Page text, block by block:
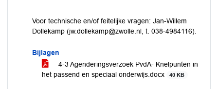
Voor technische en/of feitelijke vragen: Jan-Willem
Dollekamp (jw.dollekamp@zwolle.nl , t. 038-4984116).
Bijlagen
4-3 Agenderingsverzoek PvdA- Knelpunten in
het passend en speciaal onderwijs.docx
40 KB